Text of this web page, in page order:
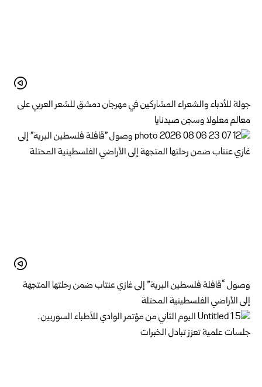
جولة للأدباء والشعراء المشاركين في مهرجان دمشق للشعر العربي على
معالم معلولا وسجن صيدنايا
وصول “قافلة فلسطين البرية” إلى غازي عنتاب ضمن رحلتها المتجهة
إلى الأراضي الفلسطينية المحتلة